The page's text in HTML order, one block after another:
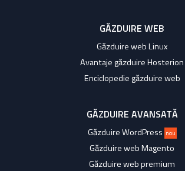
GĂZDUIRE WEB
Găzduire web Linux
Avantaje găzduire Hosterion
Enciclopedie găzduire web
GĂZDUIRE AVANSATĂ
Găzduire WordPress nou
Găzduire web Magento
Găzduire web premium